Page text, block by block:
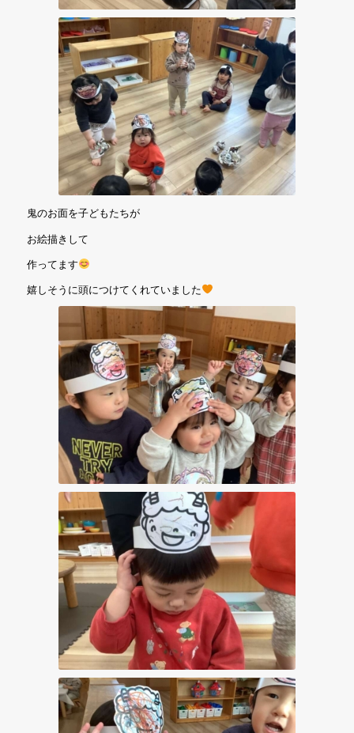
鬼のお面を子どもたちが
お絵描きして
作ってます
嬉しそうに頭につけてくれていました